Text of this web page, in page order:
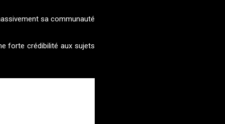
sa communauté
forte crédibilité aux sujets